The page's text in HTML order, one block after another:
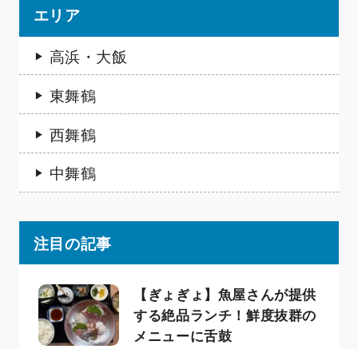
エリア
高浜・大飯
東舞鶴
西舞鶴
中舞鶴
注目の記事
【ぎょぎょ】魚屋さんが提供
する絶品ランチ！鮮度抜群の
メニューに舌鼓